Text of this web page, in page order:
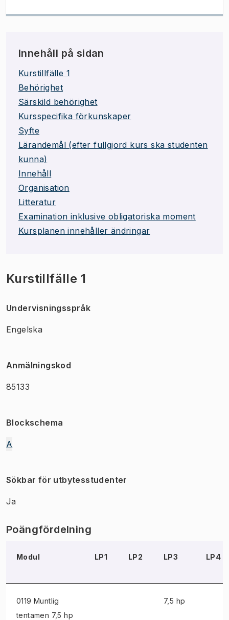
Innehåll på sidan
Kurstillfälle 1
Behörighet
Särskild behörighet
Kursspecifika förkunskaper
Syfte
Lärandemål (efter fullgjord kurs ska studenten
kunna)
Innehåll
Organisation
Litteratur
Examination inklusive obligatoriska moment
Kursplanen innehåller ändringar
Kurstillfälle 1
Undervisningsspråk
Engelska
Anmälningskod
85133
Blockschema
A
Sökbar för utbytesstudenter
Ja
Poängfördelning
Modul LP1 LP2 LP3 LP4
0119 Muntlig
tentamen 7,5 hp
7,5 hp